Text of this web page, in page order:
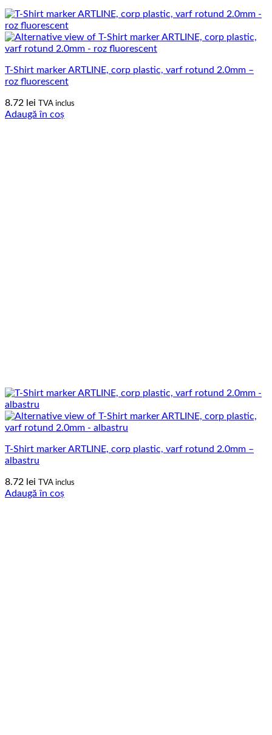
T-Shirt marker ARTLINE, corp plastic, varf rotund 2.0mm –
roz fluorescent
8.72 lei TVA inclus
Adaugă în coș
T-Shirt marker ARTLINE, corp plastic, varf rotund 2.0mm –
albastru
8.72 lei TVA inclus
Adaugă în coș